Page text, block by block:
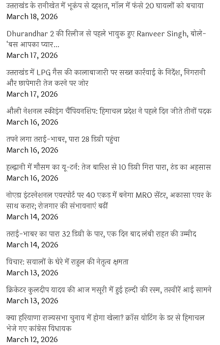
उत्तराखंड के रानीखेत में भूकंप से दहशत, मॉल में फंसे 20 घायलों को बचाया
March 18, 2026
Dhurandhar 2 की रिलीज से पहले भावुक हुए Ranveer Singh, बोले-
‘बस आपका प्यार…
March 17, 2026
उत्तराखंड में LPG गैस की कालाबाजारी पर सख्त कार्रवाई के निर्देश, निगरानी
और छापेमारी तेज करने पर जोर
March 17, 2026
औली नेशनल स्कीइंग चैंपियनशिप: हिमाचल प्रदेश ने पहले दिन जीते तीनों पदक
March 16, 2026
तपने लगा तराई-भाबर, पारा 28 डिग्री पहुंचा
March 16, 2026
हल्द्वानी में मौसम का यू-टर्न: तेज बारिश से 10 डिग्री गिरा पारा, ठंड का अहसास
March 16, 2026
नोएडा इंटरनेशनल एयरपोर्ट पर 40 एकड़ में बनेगा MRO सेंटर, अकासा एयर के
साथ करार; रोजगार की संभावनाएं बढ़ीं
March 14, 2026
तराई-भाबर का पारा 32 डिग्री के पार, एक दिन बाद लंबी राहत की उम्मीद
March 14, 2026
विचार: सवालों के घेरे में राहुल की नेतृत्व क्षमता
March 13, 2026
क्रिकेटर कुलदीप यादव की आज मसूरी में हुई हल्दी की रस्म, तस्वीरें आई सामने
March 13, 2026
क्या हरियाणा राज्यसभा चुनाव में होगा खेला? क्रॉस वोटिंग के डर से हिमाचल
भेजे गए कांग्रेस विधायक
March 12, 2026